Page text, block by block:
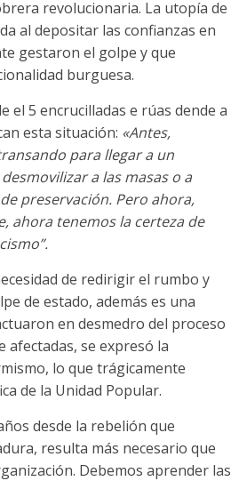
revolucionaria. La utopía de
al depositar las confianzas en
gestaron el golpe y que
burguesa.
el 5 encrucilladas e rúas dende a
esta situación: «Antes,
para llegar a un
a las masas o a
preservación. Pero ahora,
, ahora tenemos la certeza de
.
de redirigir el rumbo y
de estado, además es una
en desmedro del proceso
afectadas, se expresó la
, lo que trágicamente
de la Unidad Popular.
desde la rebelión que
, resulta más necesario que
. Debemos aprender las